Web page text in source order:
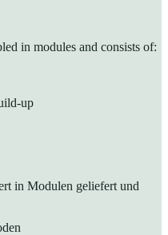
in modules and consists of:
up
in Modulen geliefert und